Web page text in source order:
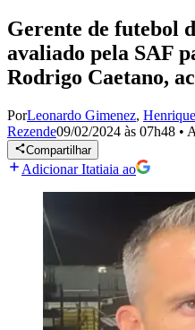
Gerente de futebol
avaliado pela SAF
Rodrigo Caetano,
PorLeonardo Gimenez,
Rezende09/02/2024 às 07h48 •
Compartilhar
Adicionar Itatiaia ao